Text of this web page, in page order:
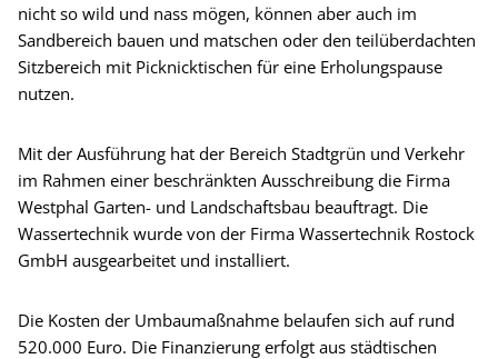
nicht so wild und nass mögen, können aber auch im
Sandbereich bauen und matschen oder den teilüberdachten
Sitzbereich mit Picknicktischen für eine Erholungspause
nutzen.
Mit der Ausführung hat der Bereich Stadtgrün und Verkehr
im Rahmen einer beschränkten Ausschreibung die Firma
Westphal Garten- und Landschaftsbau beauftragt. Die
Wassertechnik wurde von der Firma Wassertechnik Rostock
GmbH ausgearbeitet und installiert.
Die Kosten der Umbaumaßnahme belaufen sich auf rund
520.000 Euro. Die Finanzierung erfolgt aus städtischen